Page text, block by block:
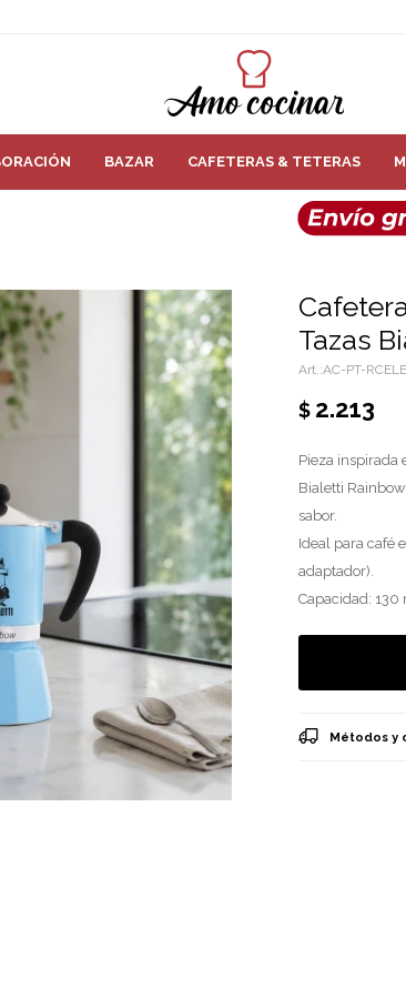
BAZAR CAFETERAS & TETERAS
Tazas
AC-PT-
$ 2.213
Pieza inspirada
Bialetti
sabor.
Ideal para café
adaptador).
Capacidad: 130
Métodos y